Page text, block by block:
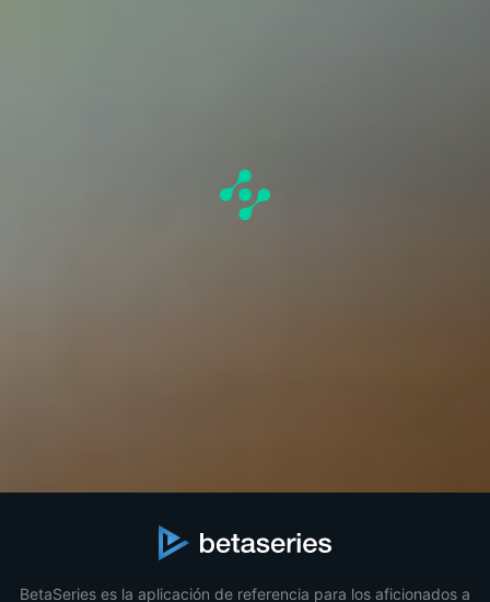
BetaSeries es la aplicación de referencia para los aficionados a